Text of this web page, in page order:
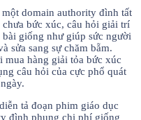
domain authority đình tất
bức xúc, câu hỏi giải trí
giống như giúp sức người
sửa sang sự chăm bẵm.
mua hàng giải tỏa bức xúc
câu hỏi của cực phổ quát
tả đoạn phim giáo dục
đình phung chi phí giống